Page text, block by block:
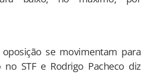
oposição se movimentam para
STF e Rodrigo Pacheco diz